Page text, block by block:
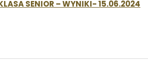
SENIOR – WYNIKI- 15.06.2024